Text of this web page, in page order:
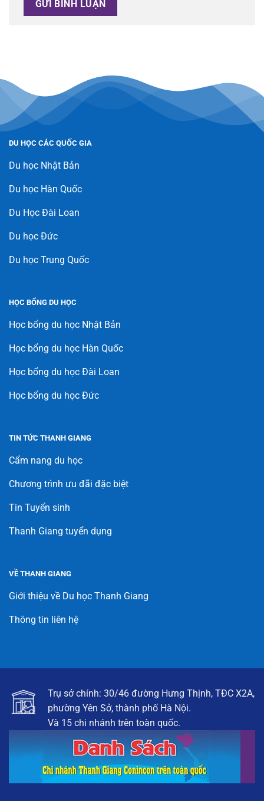
DU HỌC CÁC QUỐC GIA
Du học Nhật Bản
Du học Hàn Quốc
Du Học Đài Loan
Du học Đức
Du học Trung Quốc
HỌC BỔNG DU HỌC
Học bổng du học Nhật Bản
Học bổng du học Hàn Quốc
Học bổng du học Đài Loan
Học bổng du học Đức
TIN TỨC THANH GIANG
Cẩm nang du học
Chương trình ưu đãi đặc biệt
Tin Tuyển sinh
Thanh Giang tuyển dụng
VỀ THANH GIANG
Giới thiệu về Du học Thanh Giang
Thông tin liên hệ
Trụ sở chính: 30/46 đường Hưng Thịnh, TĐC X2A,
phường Yên Sở, thành phố Hà Nội.
Và 15 chi nhánh trên toàn quốc.